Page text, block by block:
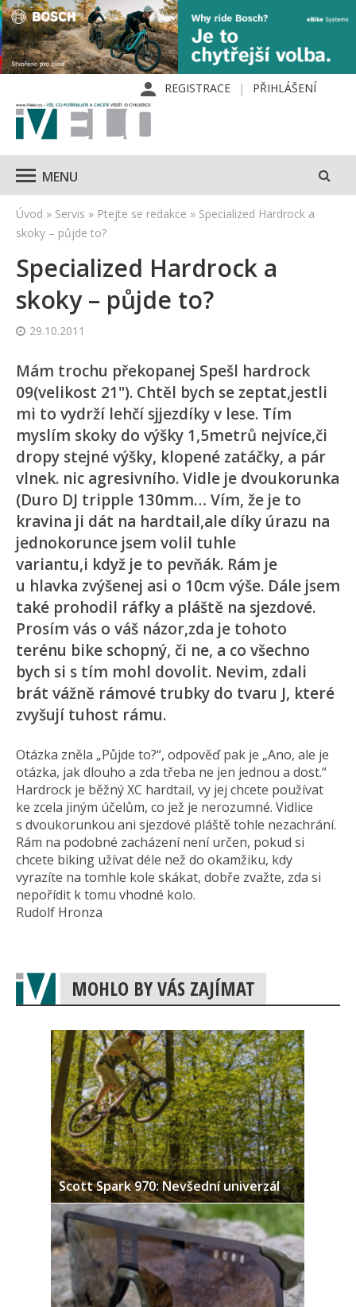
REGISTRACE PŘIHLÁŠENÍ
MENU
Úvod » Servis » Ptejte se redakce » Specialized Hardrock a
skoky – půjde to?
Specialized Hardrock a
skoky – půjde to?
29.10.2011
Mám trochu překopanej Spešl hardrock
09(velikost 21"). Chtěl bych se zeptat,jestli
mi to vydrží lehčí sjjezdíky v lese. Tím
myslím skoky do výšky 1,5metrů nejvíce,či
dropy stejné výšky, klopené zatáčky, a pár
vlnek. nic agresivního. Vidle je dvoukorunka
(Duro DJ tripple 130mm… Vím, že je to
kravina ji dát na hardtail,ale díky úrazu na
jednokorunce jsem volil tuhle
variantu,i když je to pevňák. Rám je
u hlavka zvýšenej asi o 10cm výše. Dále jsem
také prohodil ráfky a pláště na sjezdové.
Prosím vás o váš názor,zda je tohoto
terénu bike schopný, či ne, a co všechno
bych si s tím mohl dovolit. Nevim, zdali
brát vážně rámové trubky do tvaru J, které
zvyšují tuhost rámu.
Otázka zněla „Půjde to?“, odpověď pak je „Ano, ale je
otázka, jak dlouho a zda třeba ne jen jednou a dost.“
Hardrock je běžný XC hardtail, vy jej chcete používat
ke zcela jiným účelům, co jež je nerozumné. Vidlice
s dvoukorunkou ani sjezdové pláště tohle nezachrání.
Rám na podobné zacházení není určen, pokud si
chcete biking užívat déle než do okamžiku, kdy
vyrazíte na tomhle kole skákat, dobře zvažte, zda si
nepořídit k tomu vhodné kolo.
Rudolf Hronza
MOHLO BY VÁS ZAJÍMAT
Scott Spark 970: Nevšední univerzál